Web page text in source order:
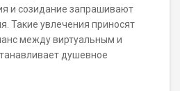
и созидание запрашивают
Такие увлечения приносят
между виртуальным и
душевное